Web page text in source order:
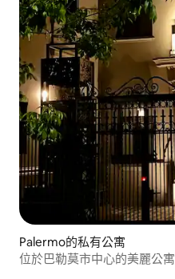
Palermo的私有公寓
位於巴勒莫市中心的美麗公寓